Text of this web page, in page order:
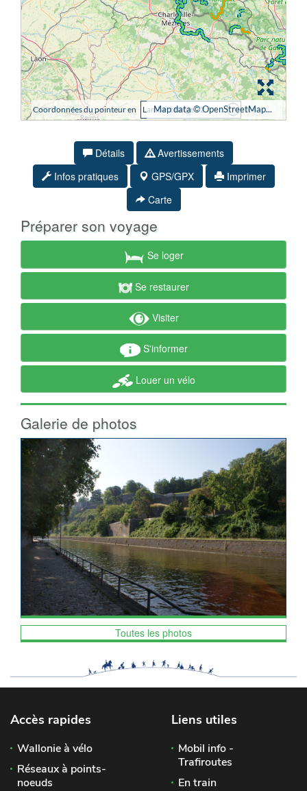
Détails
Avertissements
Infos pratiques
GPS/GPX
Imprimer
Carte
Préparer son voyage
Se loger
Se restaurer
Visiter
S'informer
Louer un vélo
Galerie de photos
Toutes les photos
Accès rapides
Wallonie à vélo
Réseaux à points-
noeuds
Liens utiles
Mobil info -
Trafiroutes
En train